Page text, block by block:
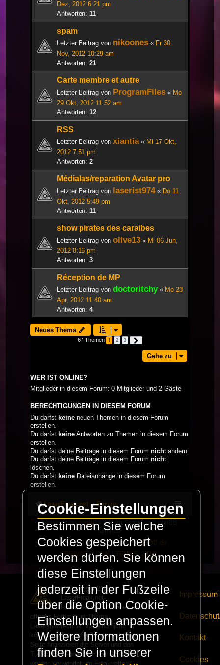
Dez, 2012 6:21 pm
Antworten: 11
spam
Letzter Beitrag von nikoones « Fr 30
Nov, 2012 10:29 am
Antworten: 21
Carte membre et autre
Letzter Beitrag von ProgramFiles « Mo
29 Okt, 2012 11:52 am
Antworten: 12
RSS
Letzter Beitrag von xiantia« Mi 17 Okt,
2012 7:51 pm
Antworten: 2
Médialas/reparation Avatar pro
Letzter Beitrag von laserist974« Do 11
Okt, 2012 5:49 pm
Antworten: 11
show pirates des caraibes
Letzter Beitrag von olive13 « Mi 06 Jun,
2012 8:16 pm
Antworten: 3
Réception de MP
Letzter Beitrag von doctoritchy« Mo 23
Apr, 2012 11:40 am
Antworten: 4
Neues Thema
67 Themen 1 2 3
Gehe zu
WER IST ONLINE?
Mitglieder in diesem Forum: 0 Mitglieder und 2 Gäste
BERECHTIGUNGEN IN DIESEM FORUM
Du darfst keine neuen Themen in diesem Forum
erstellen.
Du darfst keine Antworten zu Themen in diesem Forum
erstellen.
Du darfst deine Beiträge in diesem Forum nichtändern.
Du darfst deine Beiträge in diesem Forum nicht
löschen.
Du darfst keine Dateianhänge in diesem Forum
erstellen.
LaserFreak.net Forum
Powered byphpBB® Forum Software © phpBB
Limited
Deutsche Übersetzung durchphpBB.de
PRIVACY_LINK|TERMS_LINK
© Copyright 2025 -
LaserFreak.net
LaserFreak ist ein freies und
offenes Forum zum Thema
Lasershowtechnik. Wir sind nicht
kommerziell und die Banner auf dieser
Seite finanzieren die Server und den
Traffic. Einnahmen von Fan Artikeln
werden verwendet um Freaktreffen
Impressum
Kontakt
Cookies
Cookie-Einstellungen
Bestimmen Sie welche
Cookies gespeichert
werden dürfen. Sie können
diese Einstellungen
jederzeit in der Fußzeile
über die Option Cookie-
Einstellungen anpassen.
Weitere Informationen
finden Sie in unserer